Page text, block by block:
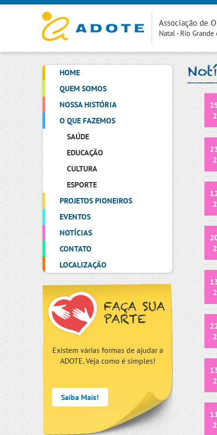
Associação de
Natal - Rio
HOME
QUEM SOMOS
NOSSA HISTÓRIA
O QUE FAZEMOS
SAÚDE
EDUCAÇÃO
CULTURA
ESPORTE
PROJETOS PIONEIROS
EVENTOS
NOTÍCIAS
CONTATO
LOCALIZAÇÃO
FAÇA SUA
PARTE
Existem várias formas de ajudar a
ADOTE. Veja como é simples!
Saiba Mais!